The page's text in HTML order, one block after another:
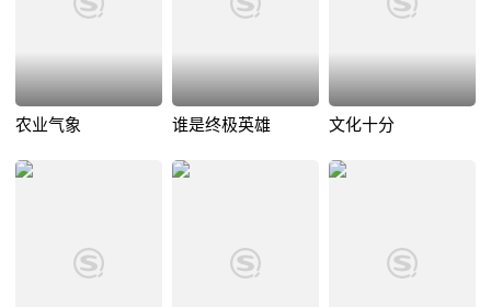
农业气象 谁是终极英雄 文化十分